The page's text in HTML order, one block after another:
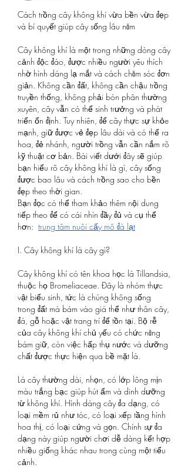
Cách trồng cây không khí vừa bền vừa đẹp
và bí quyết giúp cây sống lâu năm
Cây không khí là một trong những dòng cây
cảnh độc đáo, được nhiều người yêu thích
nhờ hình dáng lạ mắt và cách chăm sóc đơn
giản. Không cần đất, không cần chậu trồng
truyền thống, không phải bón phân thường
xuyên, cây vẫn có thể sinh trưởng và phát
triển ổn định. Tuy nhiên, để cây thực sự khỏe
mạnh, giữ được vẻ đẹp lâu dài và có thể ra
hoa, đẻ nhánh, người trồng vẫn cần nắm rõ
kỹ thuật cơ bản. Bài viết dưới đây sẽ giúp
bạn hiểu rõ cây không khí là gì, cây sống
được bao lâu và cách trồng sao cho bền
đẹp theo thời gian.
Bạn đọc có thể tham khảo thêm nội dung
tiếp theo để có cái nhìn đầy đủ và cụ thể
hơn: trung tâm nuôi cấy mô đà lạt
I. Cây không khí là cây gì?
Cây không khí có tên khoa học là Tillandsia,
thuộc họ Bromeliaceae. Đây là nhóm thực
vật biểu sinh, tức là chúng không sống
trong đất mà bám vào giá thể như thân cây,
đá, gỗ hoặc vật trang trí để tồn tại. Bộ rễ
của cây không khí chủ yếu có chức năng
bám giữ, còn việc hấp thụ nước và dưỡng
chất được thực hiện qua bề mặt lá.
Lá cây thường dài, nhọn, có lớp lông mịn
màu trắng bạc giúp hút ẩm và dinh dưỡng
từ không khí. Hình dáng cây đa dạng, có
loại mềm rủ như tóc, có loại xếp tầng hình
hoa thị, có loại cứng và gọn. Chính sự đa
dạng này giúp người chơi dễ dàng kết hợp
nhiều giống khác nhau trong cùng một tiểu
cảnh.